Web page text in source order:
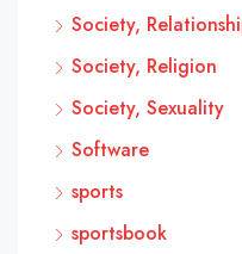
Society,
Society, Religion
Society, Sexuality
Software
sports
sportsbook